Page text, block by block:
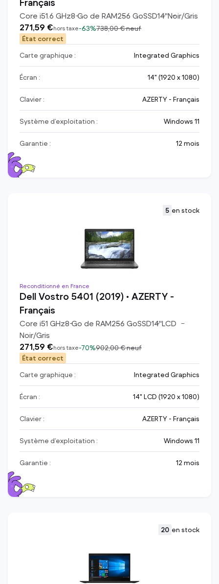
Français
Core i51.6 GHz8Go de RAM256 GoSSD14"Noir/Gris
271,59 €hors taxe-63%738,00 €neuf
État correct
Carte graphique :
Integrated Graphics
Écran : 14" (1920 x 1080)
Clavier : AZERTY - Français
Système d’exploitation : Windows 11
Garantie : 12 mois
5 en stock
Reconditionné en France
Dell Vostro 5401 (2019) • AZERTY -
Français
Core i51 GHz8Go de RAM256 GoSSD14"LCD
Noir/Gris
271,59 €hors taxe-70%902,00 €neuf
État correct
Carte graphique :
Integrated Graphics
Écran : 14" LCD (1920 x 1080)
Clavier : AZERTY - Français
Système d’exploitation : Windows 11
Garantie : 12 mois
20 en stock